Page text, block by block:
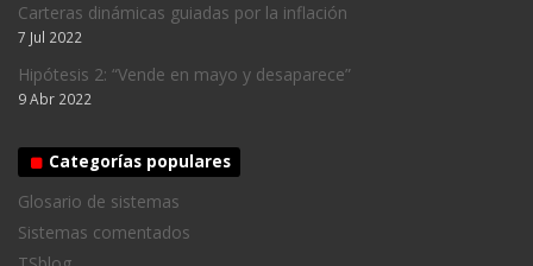
Carteras dinámicas guiadas por la inflación
7 Jul 2022
Hipótesis 2: “Vende en mayo y desaparece”
9 Abr 2022
Categorías populares
Glosario de sistemas
Sistemas comentados